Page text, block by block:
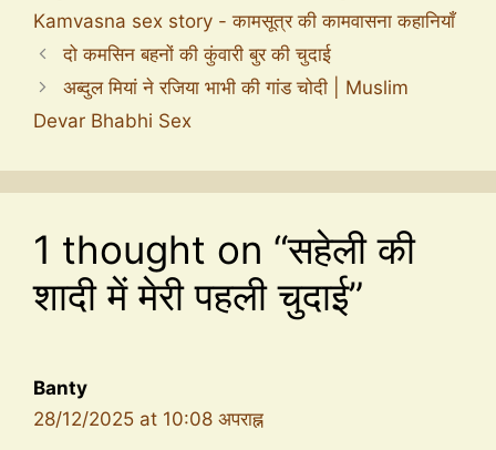
Kamvasna sex story - कामसूत्र की कामवासना कहानियाँ
दो कमसिन बहनों की कुंवारी बुर की चुदाई
अब्दुल मियां ने रजिया भाभी की गांड चोदी | Muslim
Devar Bhabhi Sex
1 thought on “सहेली की
शादी में मेरी पहली चुदाई”
Banty
28/12/2025 at 10:08 अपराह्न